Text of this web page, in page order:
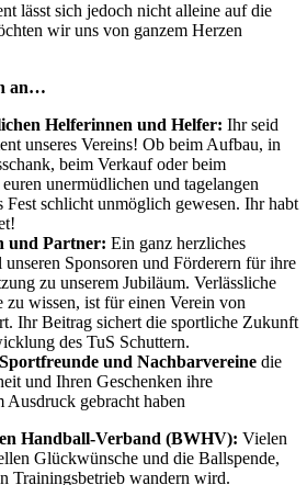
lässt sich jedoch nicht alleine auf die
wir uns von ganzem Herzen
an…
Helferinnen und Helfer: Ihr seid
unseres Vereins! Ob beim Aufbau, in
beim Verkauf oder beim
unermüdlichen und tagelangen
Fest schlicht unmöglich gewesen. Ihr habt
und Partner: Ein ganz herzliches
Sponsoren und Förderern für ihre
zu unserem Jubiläum. Verlässliche
zu wissen, ist für einen Verein von
Ihr Beitrag sichert die sportliche Zukunft
des TuS Schuttern.
und Nachbarvereine die
und Ihren Geschenken ihre
Ausdruck gebracht haben
Handball-Verband (BWHV): Vielen
Glückwünsche und die Ballspende,
Trainingsbetrieb wandern wird.